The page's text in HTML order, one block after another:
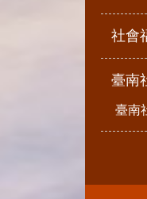
社會
臺南
臺南